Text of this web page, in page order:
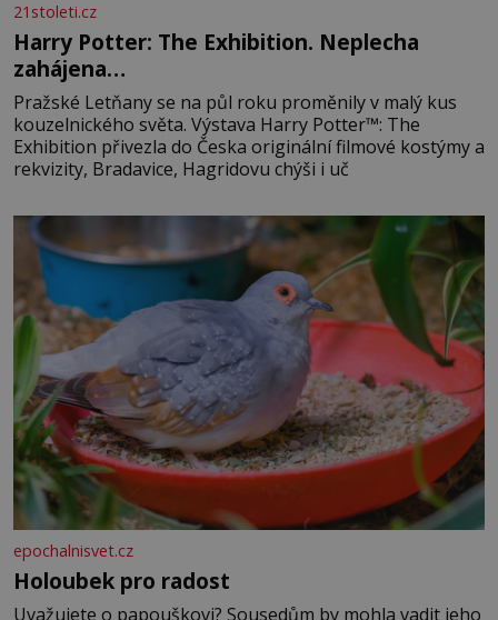
21stoleti.cz
Harry Potter: The Exhibition. Neplecha
zahájena…
Pražské Letňany se na půl roku proměnily v malý kus
kouzelnického světa. Výstava Harry Potter™: The
Exhibition přivezla do Česka originální filmové kostýmy a
rekvizity, Bradavice, Hagridovu chýši i uč
epochalnisvet.cz
Holoubek pro radost
Uvažujete o papouškovi? Sousedům by mohla vadit jeho